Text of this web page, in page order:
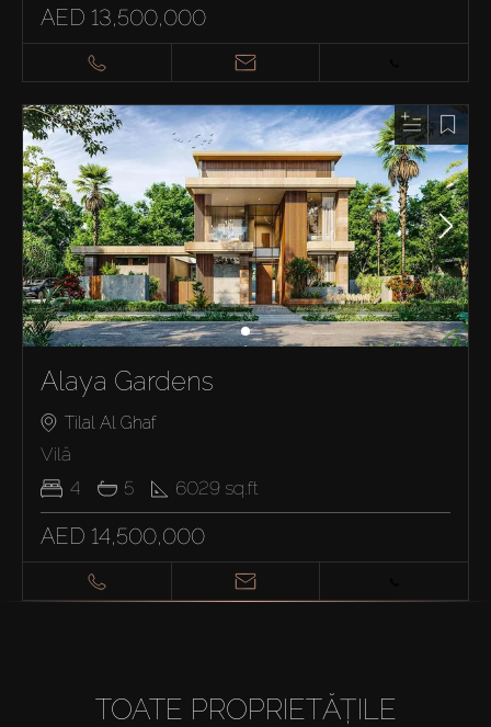
AED 13,500,000
Alaya Gardens
Tilal Al Ghaf
Vilă
4
5 6029 sq.ft
AED 14,500,000
TOATE PROPRIETĂȚILE